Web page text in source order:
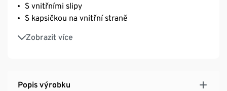
S vnitřními slipy
S kapsičkou na vnitřní straně
Zobrazit více
Boční rozparky
Popis výrobku